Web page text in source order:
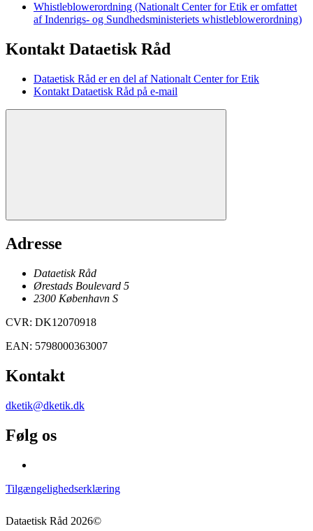
Whistleblowerordning (Nationalt Center for Etik er omfattet
af Indenrigs- og Sundhedsministeriets whistleblowerordning)
Kontakt Dataetisk Råd
Dataetisk Råd er en del af Nationalt Center for Etik
Kontakt Dataetisk Råd på e-mail
Adresse
Dataetisk Råd
Ørestads Boulevard 5
2300 København S
CVR: DK12070918
EAN: 5798000363007
Kontakt
dketik@dketik.dk
Følg os
Tilgængelighedserklæring
Dataetisk Råd 2026©